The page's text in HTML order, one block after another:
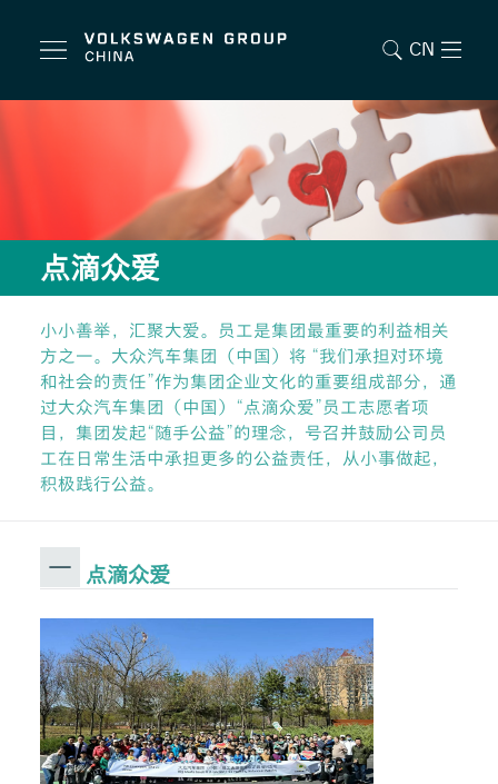
CN
点滴众爱
小小善举，汇聚大爱。员工是集团最重要的利益相关
方之一。大众汽车集团（中国）将 “我们承担对环境
和社会的责任”作为集团企业文化的重要组成部分，通
过大众汽车集团（中国）“点滴众爱”员工志愿者项
目，集团发起“随手公益”的理念，号召并鼓励公司员
工在日常生活中承担更多的公益责任，从小事做起，
积极践行公益。
点滴众爱